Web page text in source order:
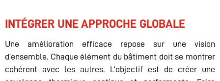
INTÉGRER UNE APPROCHE GLOBALE
Une amélioration efficace repose sur une vision
d’ensemble. Chaque élément du bâtiment doit se montrer
cohérent avec les autres. L’objectif est de créer une